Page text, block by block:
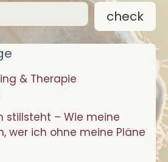
check
& Therapie
stillsteht – Wie meine
wer ich ohne meine Pläne